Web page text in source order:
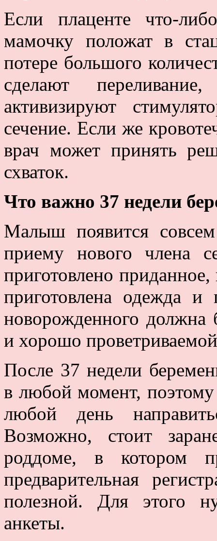
Если плаценте что-
мамочку положат в
потере большого
сделают
активизируют
сечение. Если же
врач может принять
схваток.
Что важно 37 недели
Малыш появится
приему нового члена
приготовлено приданное,
приготовлена одежда
новорожденного должна
и хорошо
После 37 недели
в любой момент,
любой день
Возможно, стоит
роддоме, в котором
предварительная
полезной. Для этого
анкеты.